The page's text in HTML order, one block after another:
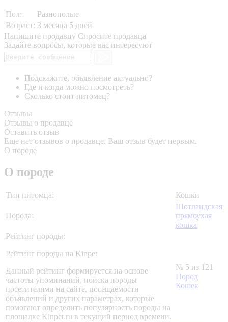
Пол:
Разнополые
Возраст: 3 месяца 5 дней
Напишите продавцу Спросите продавца
Задайте вопросы, которые вас интересуют
Подскажите, объявление актуально?
Где и когда можно посмотреть?
Сколько стоит питомец?
Отзывы
Отзывы о продавце
Оставить отзыв
Еще нет отзывов о продавце. Ваш отзыв будет первым.
О породе
О породе
Тип питомца: Кошки
Порода:
Шотландская
прямоухая
кошка
Рейтинг породы:
Рейтинг породы на Kinpet
Данный рейтинг формируется на основе
частоты упоминаний, поиска породы
посетителями на сайте, посещаемости
объявлений и других параметрах, которые
помогают определить популярность породы на
площадке Kinpet.ru в текущий период времени.
№ 5 из 121
Пород
Кошек